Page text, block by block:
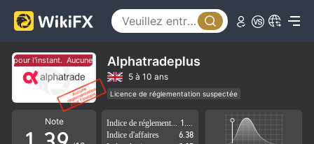
pour l'instant. Aucune réglementation pour l'instant.
Alphatradeplus
5 à 10 ans
Licence de réglementation suspectée
Région d'affaires suspectée
Risque élevé potentiel
Note
0
0
1
2
5
6
7
8
Indice d'affaires
6.38